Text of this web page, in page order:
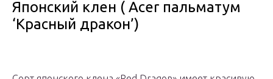
Японский клен ( Acer пальматум
‘Красный дракон’)